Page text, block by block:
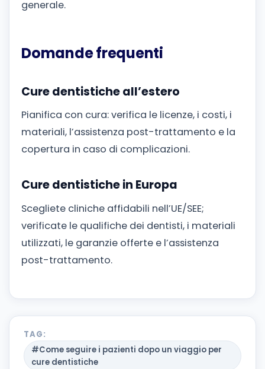
generale.
Domande frequenti
Cure dentistiche all’estero
Pianifica con cura: verifica le licenze, i costi, i
materiali, l’assistenza post-trattamento e la
copertura in caso di complicazioni.
Cure dentistiche in Europa
Scegliete cliniche affidabili nell’UE/SEE;
verificate le qualifiche dei dentisti, i materiali
utilizzati, le garanzie offerte e l’assistenza
post-trattamento.
TAG:
#Come seguire i pazienti dopo un viaggio per
cure dentistiche